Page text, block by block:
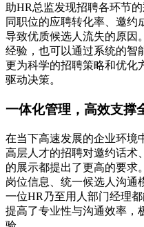
助HR总监发现招聘各环节
同职位的应聘转化率、邀约
导致优质候选人流失的原因
经验，也可以通过系统的智
更为科学的招聘策略和优化
驱动决策。
一体化管理，高效支撑
在当下高速发展的企业环境
高层人才的招聘对邀约话术
的展示都提出了更高的要求
岗位信息、统一候选人沟通
一位HR乃至用人部门经理
提高了专业性与沟通效率，